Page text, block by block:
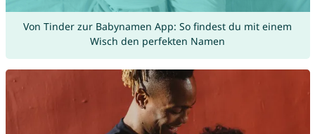
Von Tinder zur Babynamen App: So findest du mit einem
Wisch den perfekten Namen